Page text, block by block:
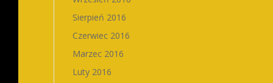
Sierpień 2016
Czerwiec 2016
Marzec 2016
Luty 2016